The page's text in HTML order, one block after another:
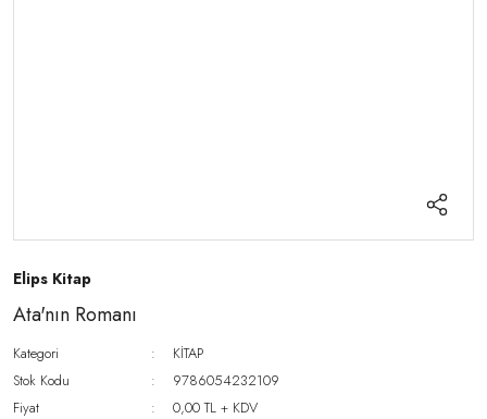
Elips Kitap
Ata'nın Romanı
Kategori
KİTAP
Stok Kodu
9786054232109
Fiyat
0,00 TL + KDV